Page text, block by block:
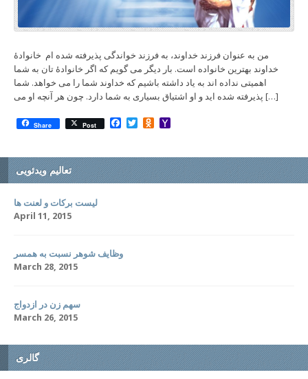
من به عنوان فرزند خداوند، به فرزند خواندگی پذیرفته شده ام خانوادۀ
خداوند بهترین خانواده است. بار دیگر می گویم که اگر خانوادۀ تان به شما
اهمیتی نداده اند به یاد داشته باشیم که خداوند شما را می خواهد. شما
پذیرفته شده اید و او اشتیاق بسیاری به شما دارد. چون هر آنچه او می […]
Share Post Facebook
TwitterOdnoklassniki
تعالیم ویدئویی
لیست برکات و لعنت ها
April 11, 2015
وظایف شوهر نسبت به همسر
March 28, 2015
سهم زن در ازدواج
March 26, 2015
گالری